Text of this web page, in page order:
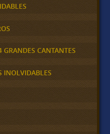
GRANDES CANTANTES
INOLVIDABLES